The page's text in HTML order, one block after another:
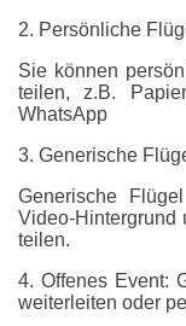
2. Persönliche
Sie können
teilen, z.B.
WhatsApp
3. Generische
Generische
Video-Hintergrund
teilen.
4. Offenes Event:
weiterleiten oder